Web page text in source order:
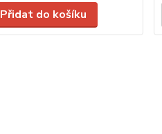
Přidat do košíku